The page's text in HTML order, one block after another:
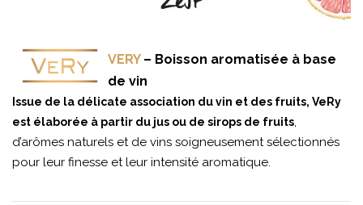
VERY– Boisson aromatisée à base
de vin
Issue de la délicate association du vin et des fruits, VeRy
est élaborée à partir du jus ou de sirops de fruits,
d’arômes naturels et de vins soigneusement sélectionnés
pour leur finesse et leur intensité aromatique.